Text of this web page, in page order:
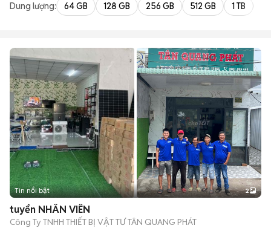
Dung lượng: 64 GB 128 GB 256 GB 512 GB 1 TB
Tin nổi bật 2
tuyển NHÂN VIÊN
Công Ty TNHH THIẾT BỊ VẬT TƯ TÂN QUANG PHÁT